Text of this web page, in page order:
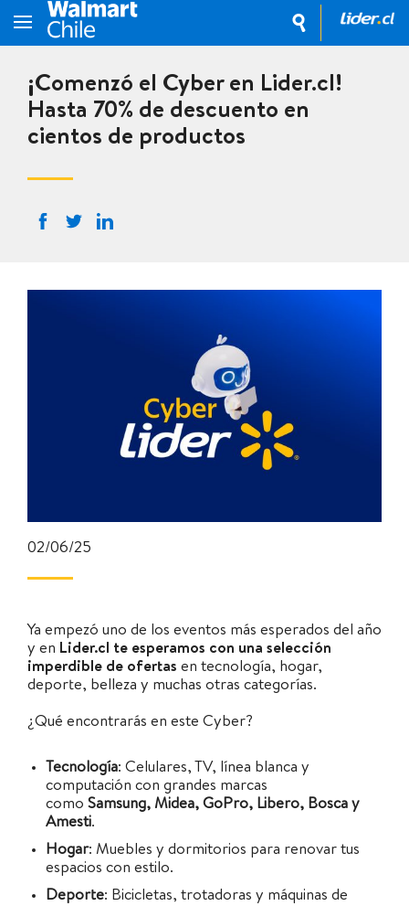
¡Comenzó el Cyber en Lider.cl!
Hasta 70% de descuento en
cientos de productos
02/06/25
Ya empezó uno de los eventos más esperados del año
y en Lider.cl te esperamos con una selección
imperdible de ofertas en tecnología, hogar,
deporte, belleza y muchas otras categorías.
¿Qué encontrarás en este Cyber?
Tecnología: Celulares, TV, línea blanca y
computación con grandes marcas
como Samsung, Midea, GoPro, Libero, Bosca y
Amesti.
Hogar: Muebles y dormitorios para renovar tus
espacios con estilo.
Deporte: Bicicletas, trotadoras y máquinas de